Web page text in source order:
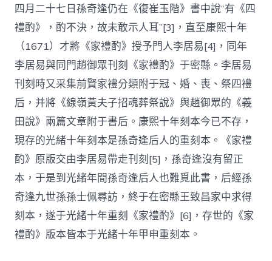
四月二十七日孫奇逢仍在《復崔玉階》書中說“有《四
禮酌》，酌不決，故未敢示人耳”[3]，直至康熙十年
（1671）才將《家禮酌》授予門人李居易[4]，同年
李居易與同門趙御眾刊刻《家禮酌》于密縣。李居易
刊刻時又采集前賢家禮分類附于冠、婚、喪、祭四禮
后，并將《線嶺黃夫子招魂葬祭說》與趙御眾的《義
田說》兩篇文章附于書后。康熙十年刻本今已不存，
現存的光緒十年刻本是孫奇逢后人的重刻本。《家禮
酌》原版交由李居易帶走刊刻[5]，孫奇逢沒有留正
本，于是到光緒年間孫奇逢后人也難覓此書，后經孫
奇逢九世孫孫士佩尋訪，終于在密縣王致昌家中求得
刻本，遂于光緒十年重刻《家禮酌》[6]，存世的《家
禮酌》版本皆本于光緒十年甲申重刻本。